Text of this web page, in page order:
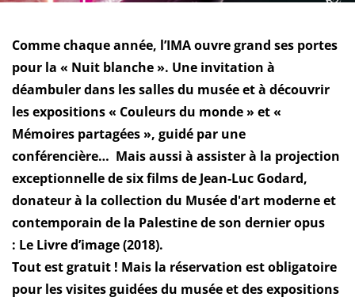
Comme chaque année, l’IMA ouvre grand ses portes
pour la « Nuit blanche ». Une invitation à
déambuler dans les salles du musée et à découvrir
les expositions « Couleurs du monde » et «
Mémoires partagées », guidé par une
conférencière… Mais aussi à assister à la projection
exceptionnelle de six films de Jean-Luc Godard,
donateur à la collection du Musée d'art moderne et
contemporain de la Palestine de son dernier opus
: Le Livre d’image (2018).
Tout est gratuit ! Mais la réservation est obligatoire
pour les visites guidées du musée et des expositions